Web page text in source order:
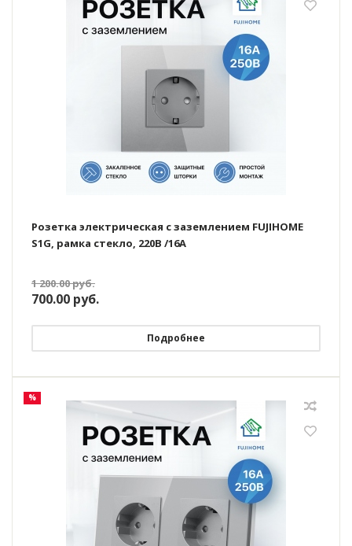
Розетка электрическая с заземлением FUJIHOME
S1G, рамка стекло, 220В /16А
1 200.00руб.
700.00 руб.
Подробнее
%